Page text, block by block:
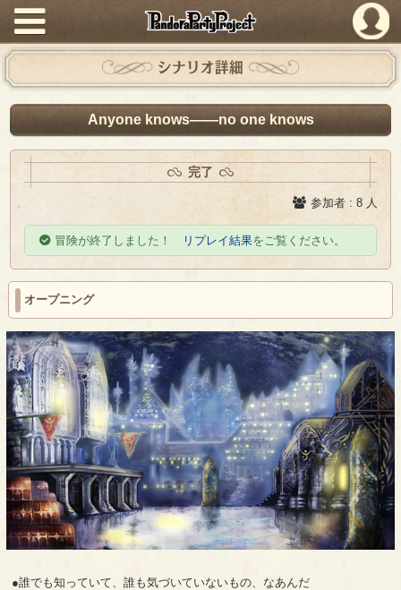
PandoraPartyProject
シナリオ詳細
Anyone knows――no one knows
完了
参加者 : 8 人
冒険が終了しました！ リプレイ結果をご覧ください。
オープニング
●誰でも知っていて、誰も気づいていないもの、なあんだ